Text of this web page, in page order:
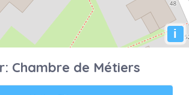
i
Chambre de Métiers